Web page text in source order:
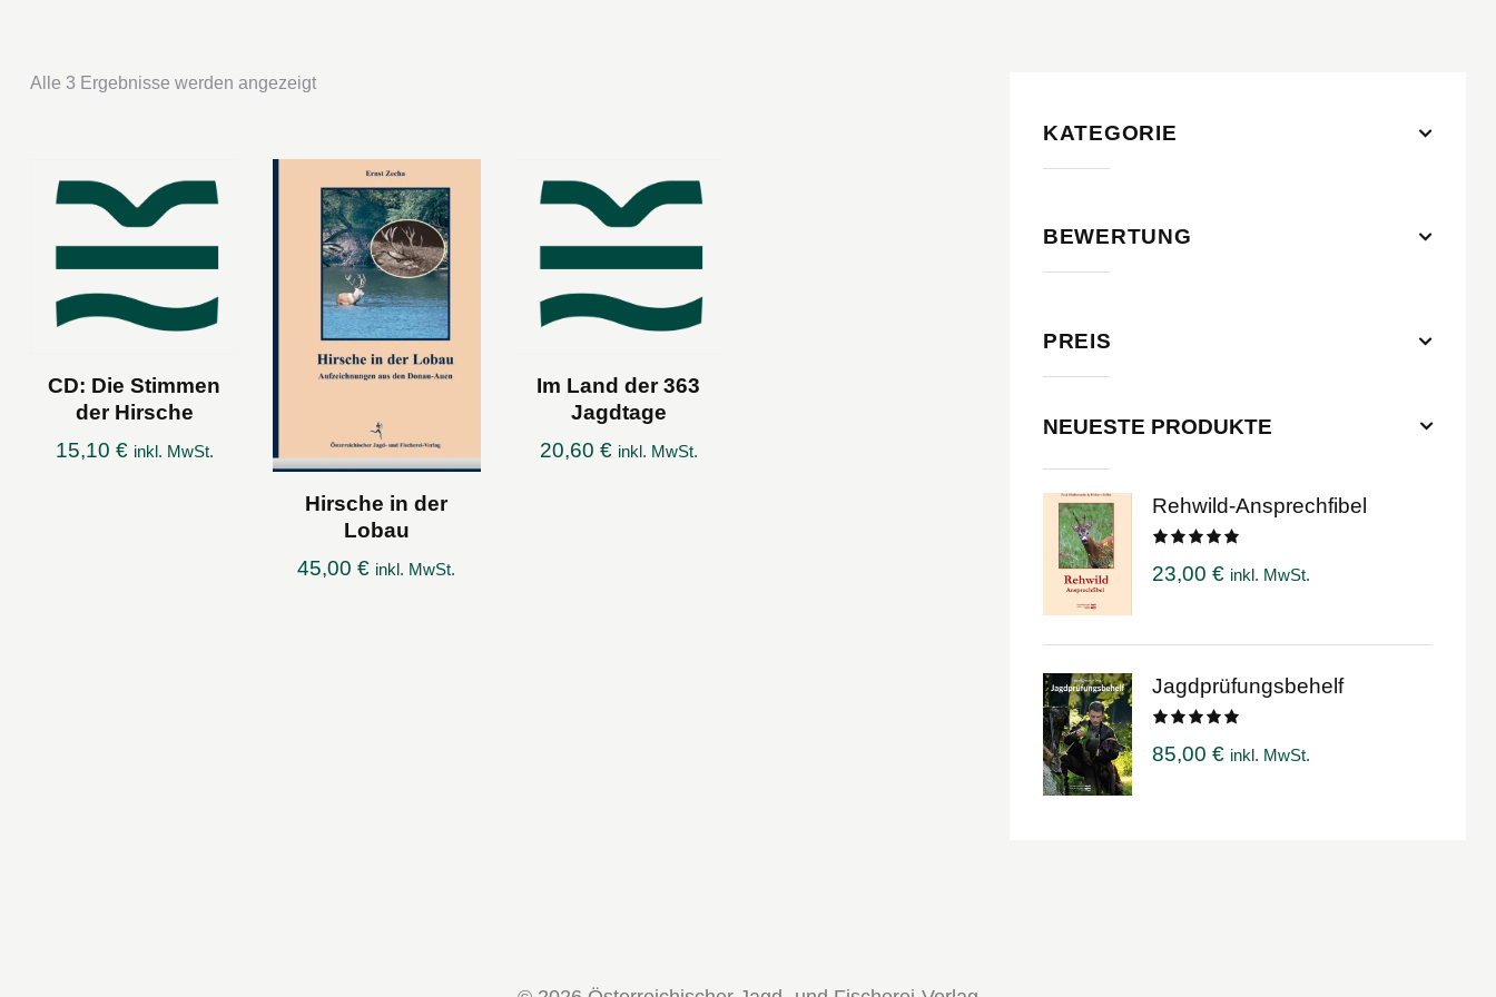
Alle 3 Ergebnisse werden angezeigt
CD: Die Stimmen
der Hirsche
15,10 € inkl. MwSt.
Hirsche in der
Lobau
45,00€ inkl. MwSt.
Im Land der 363
Jagdtage
20,60 € inkl. MwSt.
KATEGORIE
BEWERTUNG
PREIS
NEUESTE PRODUKTE
Rehwild-Ansprechfibel
mit5.00
23,00 € inkl. MwSt.
Jagdprüfungsbehelf
mit5.00
85,00 € inkl. MwSt.